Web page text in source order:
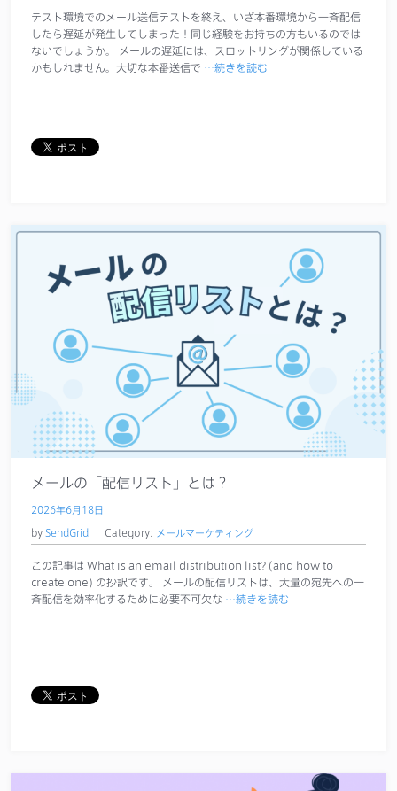
テスト環境でのメール送信テストを終え、いざ本番環境から一斉配信
したら遅延が発生してしまった！同じ経験をお持ちの方もいるのでは
ないでしょうか。 メールの遅延には、スロットリングが関係している
かもしれません。大切な本番送信で …続きを読む
メールの「配信リスト」とは？
2026年6月18日
by SendGrid Category: メールマーケティング
この記事は What is an email distribution list? (and how to
create one) の抄訳です。 メールの配信リストは、大量の宛先への一
斉配信を効率化するために必要不可欠な …続きを読む